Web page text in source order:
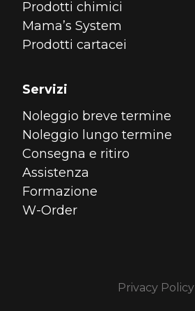
Prodotti chimici
Mama’s System
Prodotti cartacei
Servizi
Noleggio breve termine
Noleggio lungo termine
Consegna e ritiro
Assistenza
Formazione
W-Order
Privacy Policy